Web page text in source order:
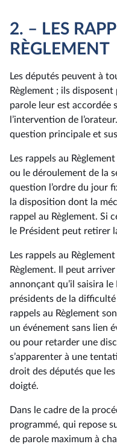
2. – LES
RÈGLEMENT
Les députés peuvent à
Règlement ; ils
parole leur est accordée
l’intervention de
question principale et
Les rappels au
ou le déroulement de la
question l’ordre du jour
la disposition dont la
rappel au Règlement. Si
le Président peut retirer
Les rappels au
Règlement. Il peut
annonçant qu’il saisira
présidents de la
rappels au Règlement
un événement sans lien
ou pour retarder une
s’apparenter à une
droit des députés que
doigté.
Dans le cadre de la
programmé, qui repose
de parole maximum à